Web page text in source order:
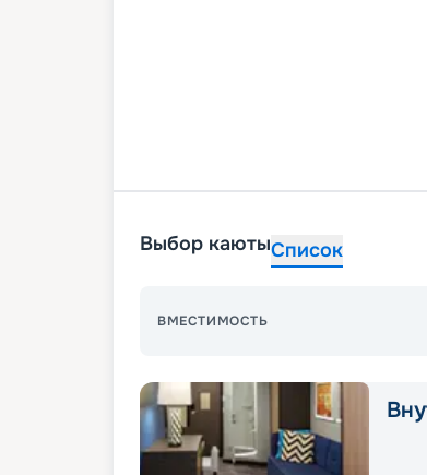
Выбор каютыСписок
ВМЕСТИМОСТЬ